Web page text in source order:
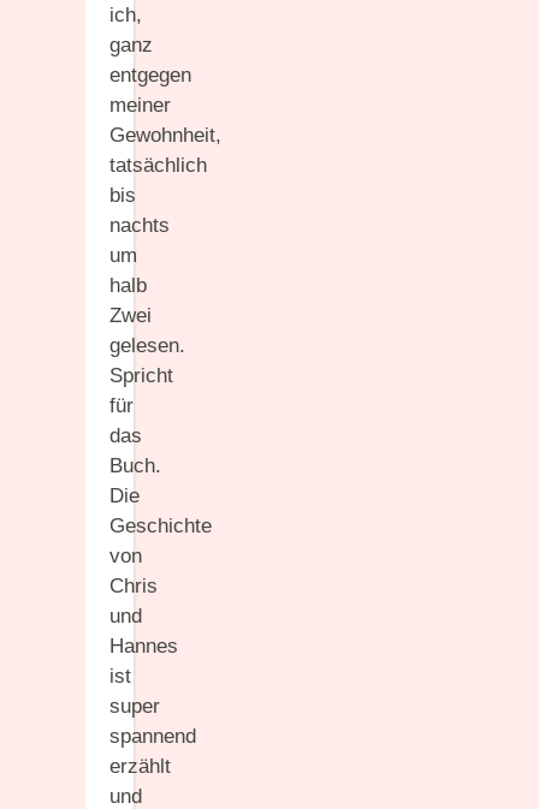
ich,
ganz
entgegen
meiner
Gewohnheit,
tatsächlich
bis
nachts
um
halb
Zwei
gelesen.
Spricht
für
das
Buch.
Die
Geschichte
von
Chris
und
Hannes
ist
super
spannend
erzählt
und